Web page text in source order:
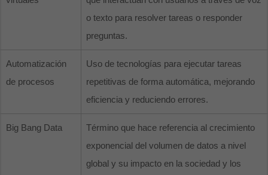
o texto para resolver tareas o responder
preguntas.
Automatización
de procesos
Uso de tecnologías para ejecutar tareas
repetitivas de forma automática, mejorando
eficiencia y reduciendo errores.
Big Bang Data
Término que hace referencia al crecimiento
exponencial del volumen de datos a nivel
global y su impacto en la sociedad y los